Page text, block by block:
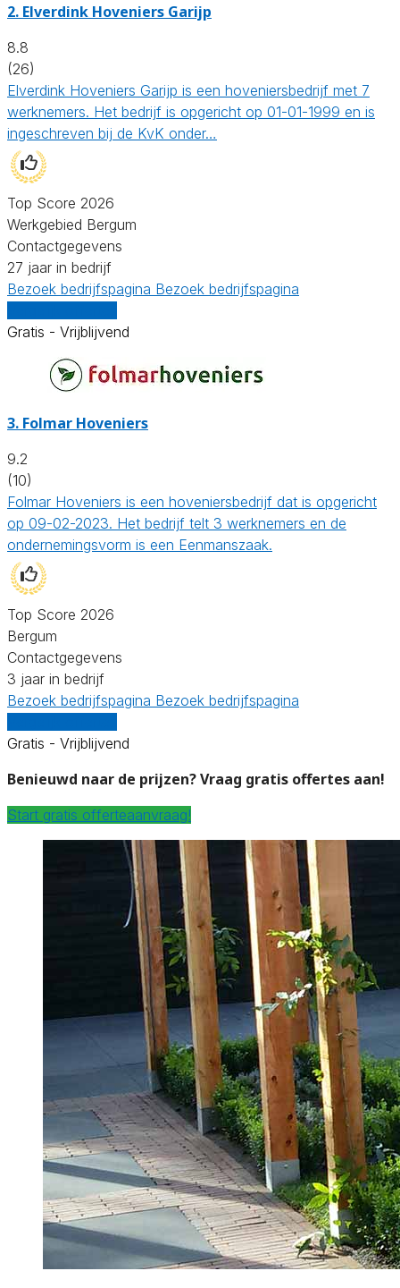
2. Elverdink Hoveniers Garijp
8.8
(26)
Elverdink Hoveniers Garijp is een hoveniersbedrijf met 7
werknemers. Het bedrijf is opgericht op 01-01-1999 en is
ingeschreven bij de KvK onder…
Top Score 2026
Werkgebied Bergum
Contactgegevens
27 jaar in bedrijf
Bezoek bedrijfspagina Bezoek bedrijfspagina
Gratis - Vrijblijvend
3. Folmar Hoveniers
9.2
(10)
Folmar Hoveniers is een hoveniersbedrijf dat is opgericht
op 09-02-2023. Het bedrijf telt 3 werknemers en de
ondernemingsvorm is een Eenmanszaak.
Top Score 2026
Bergum
Contactgegevens
3 jaar in bedrijf
Bezoek bedrijfspagina Bezoek bedrijfspagina
Gratis - Vrijblijvend
Benieuwd naar de prijzen? Vraag gratis offertes aan!
Start gratis offerteaanvraag!